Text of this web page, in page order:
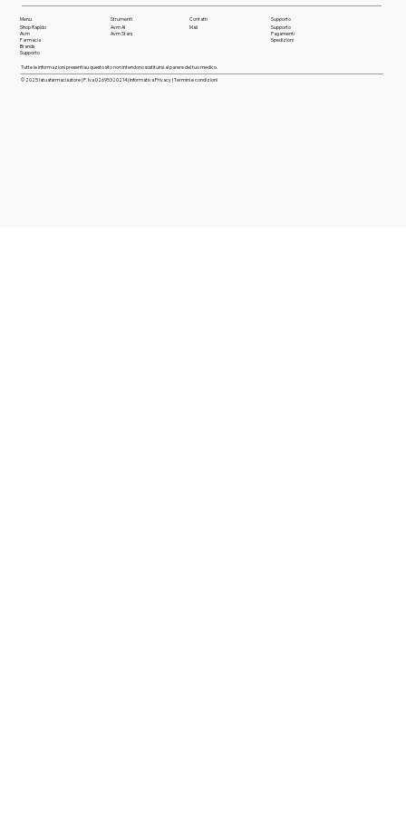
Menu
Shop Rapido
Avm
Farmacia
Brands
Supporto
Strumenti
Avm AI
Avm Stars
Contatti
Mail
Supporto
Supporto
Pagamenti
Spedizioni
Tutte le informazioni presenti su questo sito non intendono sostituirsi al parere del tuo medico.
© 2025 latuafarmacia.store | P. Iva 02695320214 |Informativa Privacy|Termini e condizioni